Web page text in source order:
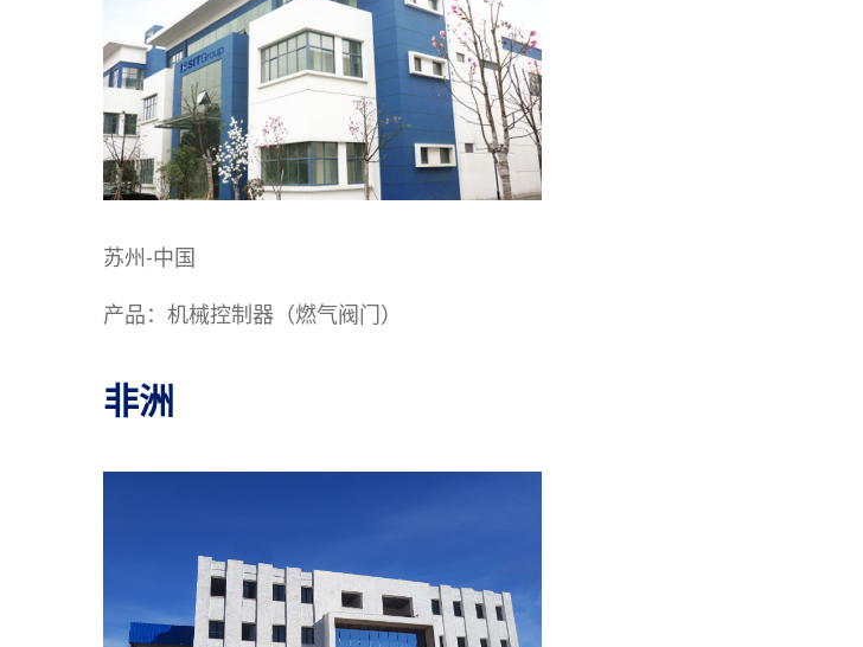
苏州-中国
产品：机械控制器（燃气阀门）
非洲